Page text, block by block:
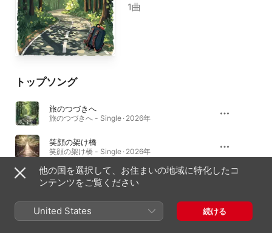
1曲
トップソング
旅のつづきへ
旅のつづきへ - Single · 2026年
笑顔の架け橋
笑顔の架け橋 - Single · 2026年
他の国を選択して、お住まいの地域に特化したコ
ンテンツをご覧ください
United States 続ける